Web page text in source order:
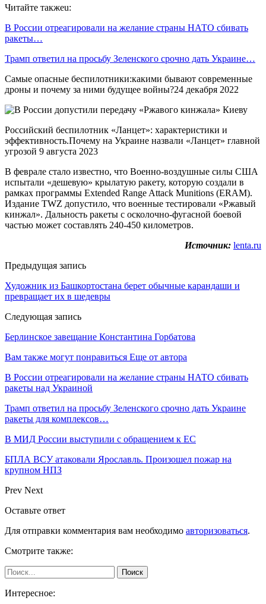
Читайте такжеu:
В России отреагировали на желание страны НАТО сбивать
ракеты…
Трамп ответил на просьбу Зеленского срочно дать Украине…
Самые опасные беспилотники:какими бывают современные
дроны и почему за ними будущее войны?24 декабря 2022
Российский беспилотник «Ланцет»: характеристики и
эффективность.Почему на Украине назвали «Ланцет» главной
угрозой 9 августа 2023
В феврале стало известно, что Военно-воздушные силы США
испытали «дешевую» крылатую ракету, которую создали в
рамках программы Extended Range Attack Munitions (ERAM).
Издание TWZ допустило, что военные тестировали «Ржавый
кинжал». Дальность ракеты с осколочно-фугасной боевой
частью может составлять 240-450 километров.
Источник: lenta.ru
Предыдущая запись
Художник из Башкортостана берет обычные карандаши и
превращает их в шедевры
Следующая запись
Берлинское завещание Константина Горбатова
Вам также могут понравиться Еще от автора
В России отреагировали на желание страны НАТО сбивать
ракеты над Украиной
Трамп ответил на просьбу Зеленского срочно дать Украине
ракеты для комплексов…
В МИД России выступили с обращением к ЕС
БПЛА ВСУ атаковали Ярославль. Произошел пожар на
крупном НПЗ
Prev Next
Оставьте ответ
Для отправки комментария вам необходимо авторизоваться.
Смотрите также:
Интересное: